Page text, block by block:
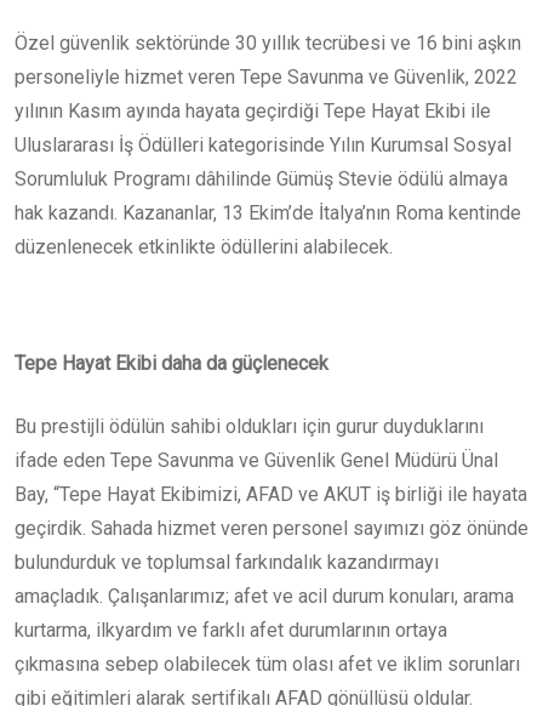
Özel güvenlik sektöründe 30 yıllık tecrübesi ve 16 bini aşkın
personeliyle hizmet veren Tepe Savunma ve Güvenlik, 2022
yılının Kasım ayında hayata geçirdiği Tepe Hayat Ekibi ile
Uluslararası İş Ödülleri kategorisinde Yılın Kurumsal Sosyal
Sorumluluk Programı dâhilinde Gümüş Stevie ödülü almaya
hak kazandı. Kazananlar, 13 Ekim’de İtalya’nın Roma kentinde
düzenlenecek etkinlikte ödüllerini alabilecek.
Tepe Hayat Ekibi daha da güçlenecek
Bu prestijli ödülün sahibi oldukları için gurur duyduklarını
ifade eden Tepe Savunma ve Güvenlik Genel Müdürü Ünal
Bay, “Tepe Hayat Ekibimizi, AFAD ve AKUT iş birliği ile hayata
geçirdik. Sahada hizmet veren personel sayımızı göz önünde
bulundurduk ve toplumsal farkındalık kazandırmayı
amaçladık. Çalışanlarımız; afet ve acil durum konuları, arama
kurtarma, ilkyardım ve farklı afet durumlarının ortaya
çıkmasına sebep olabilecek tüm olası afet ve iklim sorunları
gibi eğitimleri alarak sertifikalı AFAD gönüllüsü oldular.